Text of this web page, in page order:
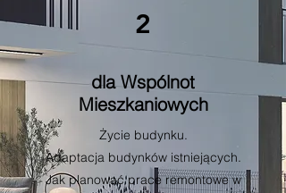
2
dla Wspólnot
Mieszkaniowych
Życie budynku.
Adaptacja budynków istniejących.
Jak planować prace remontowe w